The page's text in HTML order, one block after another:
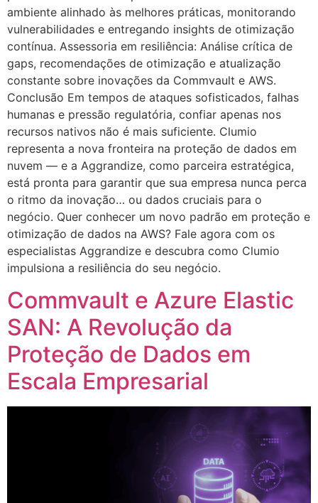
ambiente alinhado às melhores práticas, monitorando
vulnerabilidades e entregando insights de otimização
contínua. Assessoria em resiliência: Análise crítica de
gaps, recomendações de otimização e atualização
constante sobre inovações da Commvault e AWS.
Conclusão Em tempos de ataques sofisticados, falhas
humanas e pressão regulatória, confiar apenas nos
recursos nativos não é mais suficiente. Clumio
representa a nova fronteira na proteção de dados em
nuvem — e a Aggrandize, como parceira estratégica,
está pronta para garantir que sua empresa nunca perca
o ritmo da inovação… ou dados cruciais para o
negócio. Quer conhecer um novo padrão em proteção e
otimização de dados na AWS? Fale agora com os
especialistas Aggrandize e descubra como Clumio
impulsiona a resiliência do seu negócio.
Commvault e Azure Elastic
SAN: A Revolução da
Proteção de Dados em
Escala Empresarial